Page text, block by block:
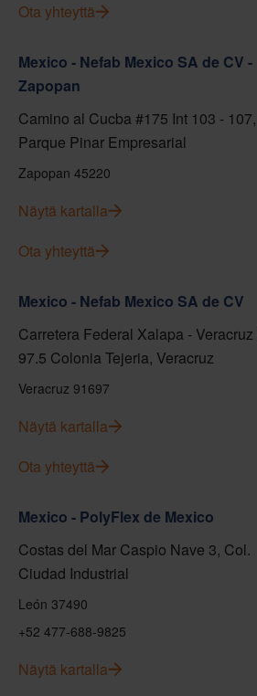
Ota yhteyttä
Mexico - Nefab Mexico SA de CV -
Zapopan
Camino al Cucba #175 Int 103 - 107,
Parque Pinar Empresarial
Zapopan 45220
Näytä kartalla
Ota yhteyttä
Mexico - Nefab Mexico SA de CV
Carretera Federal Xalapa - Veracruz
97.5 Colonia Tejeria, Veracruz
Veracruz 91697
Näytä kartalla
Ota yhteyttä
Mexico - PolyFlex de Mexico
Costas del Mar Caspio Nave 3, Col.
Ciudad Industrial
León 37490
+52 477-688-9825
Näytä kartalla